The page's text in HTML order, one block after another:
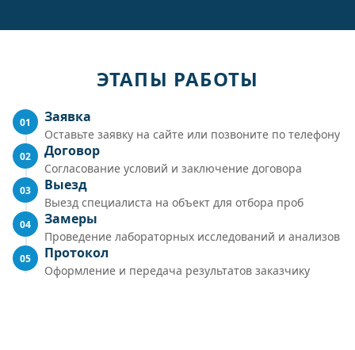
ЭТАПЫ РАБОТЫ
01 Заявка
Оставьте заявку на сайте или позвоните по телефону
02 Договор
Согласование условий и заключение договора
03 Выезд
Выезд специалиста на объект для отбора проб
04 Замеры
Проведение лабораторных исследований и анализов
05 Протокол
Оформление и передача результатов заказчику